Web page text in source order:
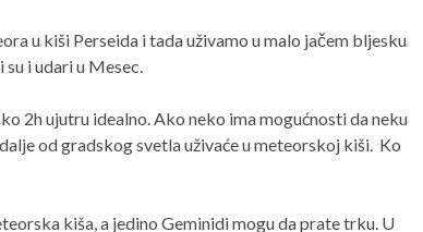
u kiši Perseida i tada uživamo u malo jačem bljesku
i udari u Mesec.
2h ujutru idealno. Ako neko ima mogućnosti da neku
od gradskog svetla uživaće u meteorskoj kiši. Ko
kiša, a jedino Geminidi mogu da prate trku. U